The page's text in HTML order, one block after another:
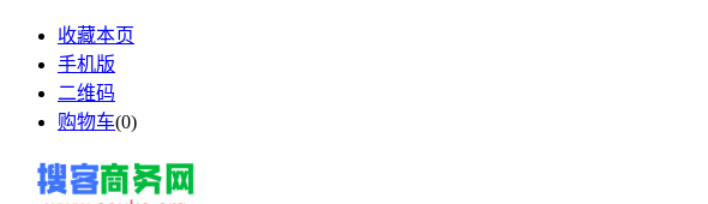
收藏本页
手机版
二维码
购物车(0)